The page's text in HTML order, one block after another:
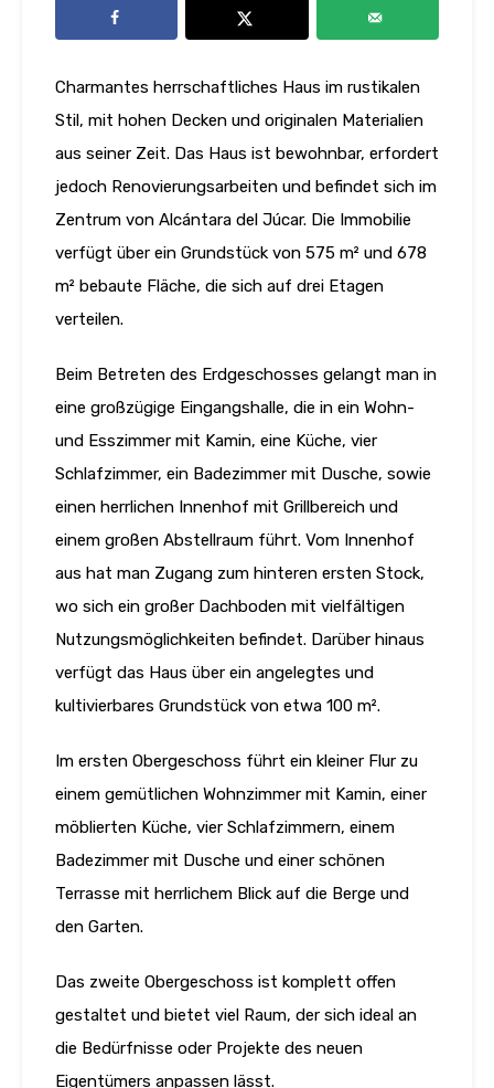
Charmantes herrschaftliches Haus im rustikalen
Stil, mit hohen Decken und originalen Materialien
aus seiner Zeit. Das Haus ist bewohnbar, erfordert
jedoch Renovierungsarbeiten und befindet sich im
Zentrum von Alcántara del Júcar. Die Immobilie
verfügt über ein Grundstück von 575 m² und 678
m² bebaute Fläche, die sich auf drei Etagen
verteilen.
Beim Betreten des Erdgeschosses gelangt man in
eine großzügige Eingangshalle, die in ein Wohn-
und Esszimmer mit Kamin, eine Küche, vier
Schlafzimmer, ein Badezimmer mit Dusche, sowie
einen herrlichen Innenhof mit Grillbereich und
einem großen Abstellraum führt. Vom Innenhof
aus hat man Zugang zum hinteren ersten Stock,
wo sich ein großer Dachboden mit vielfältigen
Nutzungsmöglichkeiten befindet. Darüber hinaus
verfügt das Haus über ein angelegtes und
kultivierbares Grundstück von etwa 100 m².
Im ersten Obergeschoss führt ein kleiner Flur zu
einem gemütlichen Wohnzimmer mit Kamin, einer
möblierten Küche, vier Schlafzimmern, einem
Badezimmer mit Dusche und einer schönen
Terrasse mit herrlichem Blick auf die Berge und
den Garten.
Das zweite Obergeschoss ist komplett offen
gestaltet und bietet viel Raum, der sich ideal an
die Bedürfnisse oder Projekte des neuen
Eigentümers anpassen lässt.